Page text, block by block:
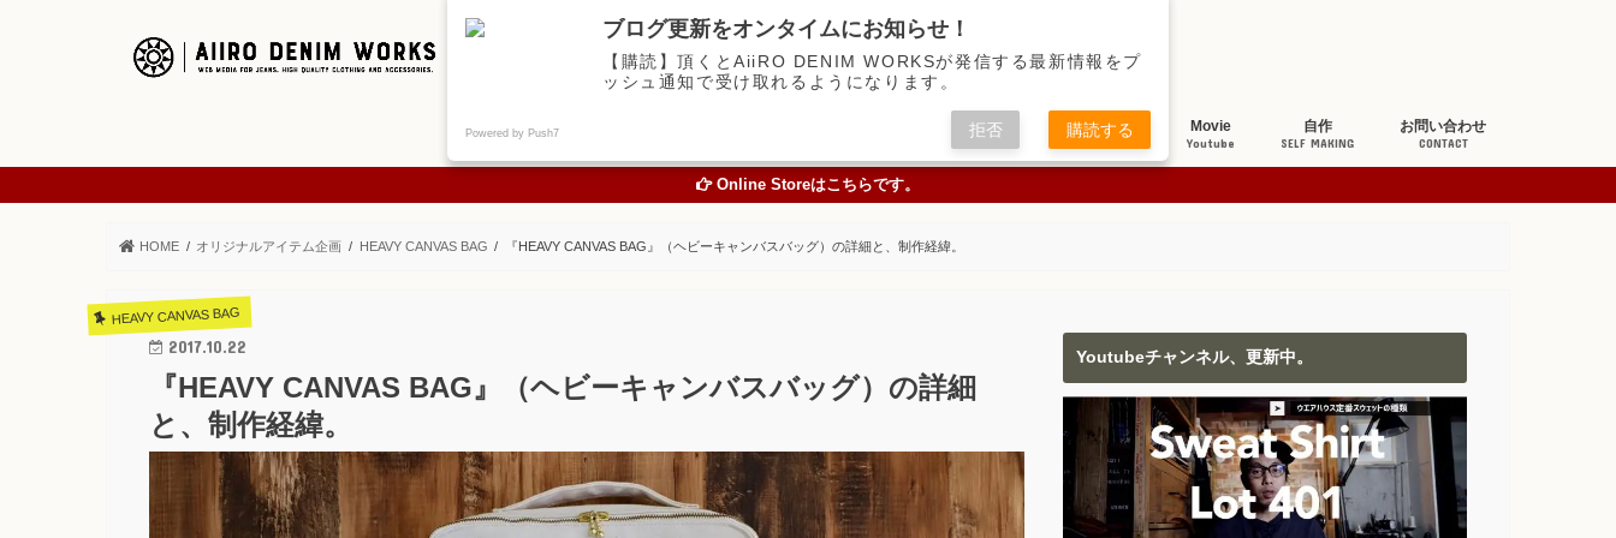
ご挨拶 お買い物
ONLINE STORE
色落ち研究
STUDY ABOUT JEANS
Movie
Youtube
自作
SELF MAKING
お問い合わせ
CONTACT
Online Storeはこちらです。
HOME オリジナルアイテム企画 HEAVY CANVAS BAG 『HEAVY CANVAS BAG』（ヘビーキャンバスバッグ）の詳細と、制作経緯。
HEAVY CANVAS BAG
2017.10.22
『HEAVY CANVAS BAG』（ヘビーキャンバスバッグ）の詳細
と、制作経緯。
Youtubeチャンネル、更新中。
ブログ更新をオンタイムにお知らせ！
【購読】頂くとAiiRO DENIM WORKSが発信する最新情報をプ
ッシュ通知で受け取れるようになります。
Powered by Push7 拒否 購読する